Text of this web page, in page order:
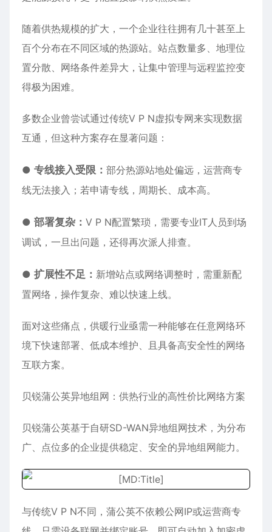
随着供热规模的扩大，一个企业往往拥有几十甚至上
百个分布在不同区域的热源站。站点数量多、地理位
置分散、网络条件差异大，让集中管理与远程监控变
得极为困难。
多数企业曾尝试通过传统V P N虚拟专网来实现数据
互通，但这种方案存在显著问题：
● 专线接入受限： 部分热源站地处偏远，运营商专
线无法接入；若申请专线，周期长、成本高。
● 部署复杂： V P N配置繁琐，需要专业IT人员到场
调试，一旦出问题，还得再次派人排查。
● 扩展性不足： 新增站点或网络调整时，需重新配
置网络，操作复杂、难以快速上线。
面对这些痛点，供暖行业亟需一种能够在任意网络环
境下快速部署、低成本维护、且具备高安全性的网络
互联方案。
贝锐蒲公英异地组网：供热行业的高性价比网络方案
贝锐蒲公英基于自研SD-WAN异地组网技术，为分布
广、点位多的企业提供稳定、安全的异地组网能力。
与传统V P N不同，蒲公英不依赖公网IP或运营商专